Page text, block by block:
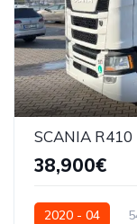
SCANIA
38,900€
2020 - 04